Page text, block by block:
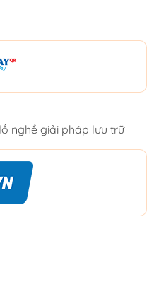
nghề giải pháp lưu trữ